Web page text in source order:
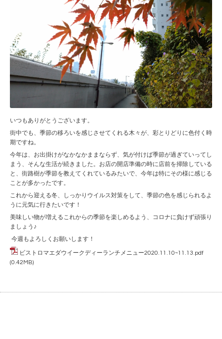
いつもありがとうございます。
街中でも、季節の移ろいを感じさせてくれる木々が、彩とりどりに色付く時
期ですね。
今年は、お出掛けがなかなかままならず、気が付けば季節が過ぎていってし
まう、そんな生活が続きました。お店の開店準備の時に店前を掃除している
と、街路樹が季節を教えてくれているみたいで、今年は特にその様に感じる
ことが多かったです。
これから迎える冬、しっかりウイルス対策をして、季節の色を感じられるよ
うに元気に行きたいです！
美味しい物が増えるこれからの季節を楽しめるよう、コロナに負けず頑張り
ましょう♪
今週もよろしくお願いします！
ビストロマエダウイークディーランチメニュー2020.11.10~11.13.pdf
(0.42MB)